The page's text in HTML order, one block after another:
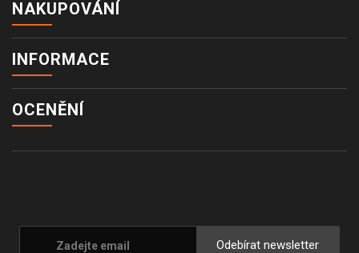
NAKUPOVÁNÍ
INFORMACE
OCENĚNÍ
Odebírat newsletter